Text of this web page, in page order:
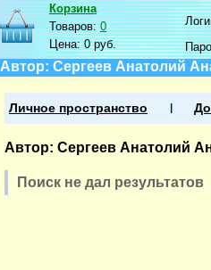
Корзина
Товаров:0
Цена:0 руб.
Автор: Сергеев Анатолий
Личное пространство
Автор: Сергеев Анатолий
Поиск не дал результатов